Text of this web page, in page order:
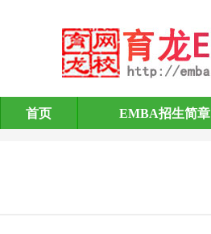
EMBA招生简章
首页 EMBA招生简章